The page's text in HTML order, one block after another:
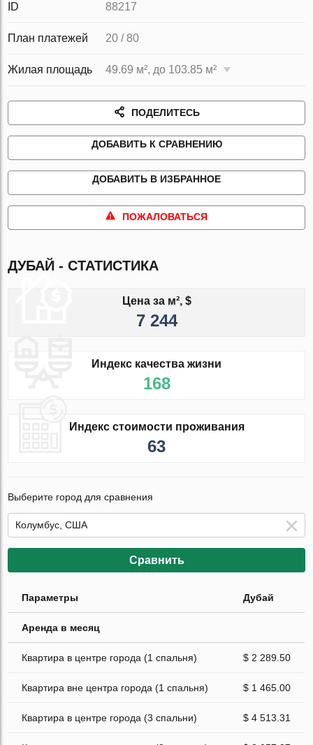
ID 88217
План платежей 20 / 80
Жилая площадь 49.69 м², до 103.85 м²
ПОДЕЛИТЕСЬ
ДОБАВИТЬ К СРАВНЕНИЮ
ДОБАВИТЬ В ИЗБРАННОЕ
ПОЖАЛОВАТЬСЯ
ДУБАЙ - СТАТИСТИКА
Цена за м², $
7 244
Индекс качества жизни
168
Индекс стоимости проживания
63
Выберите город для сравнения
Сравнить
Параметры Дубай
Аренда в месяц
Квартира в центре города (1 спальня) $ 2 289.50
Квартира вне центра города (1 спальня) $ 1 465.00
Квартира в центре города (3 спальни) $ 4 513.31